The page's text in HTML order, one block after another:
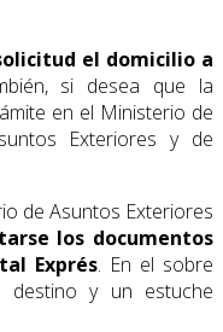
el domicilio a
si desea que la
en el Ministerio de
Exteriores y de
de Asuntos Exteriores
los documentos
Exprés. En el sobre
y un estuche